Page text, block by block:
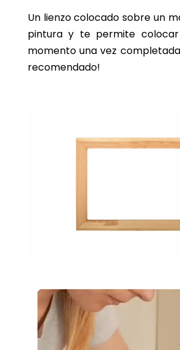
Un lienzo colocado sobre un
pintura y te permite
momento una vez
recomendado!